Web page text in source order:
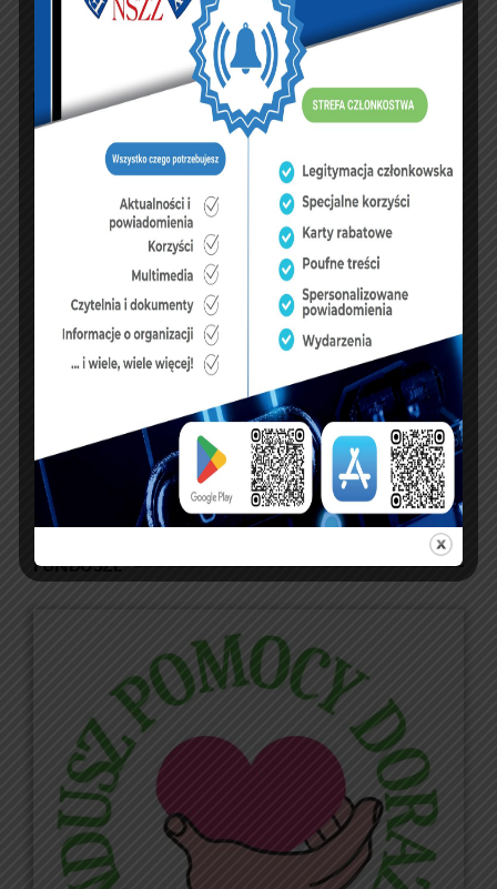
luty 2024
P C P S N
2 3 4
6 7 9 10
16 17
19 20 21 23 24 25
29
« sty
FUNDUSZE